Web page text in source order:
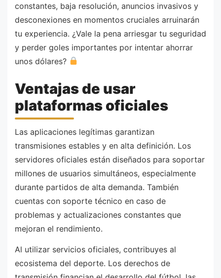
constantes, baja resolución, anuncios invasivos y
desconexiones en momentos cruciales arruinarán
tu experiencia. ¿Vale la pena arriesgar tu seguridad
y perder goles importantes por intentar ahorrar
unos dólares?
Ventajas de usar
plataformas oficiales
Las aplicaciones legítimas garantizan
transmisiones estables y en alta definición. Los
servidores oficiales están diseñados para soportar
millones de usuarios simultáneos, especialmente
durante partidos de alta demanda. También
cuentas con soporte técnico en caso de
problemas y actualizaciones constantes que
mejoran el rendimiento.
Al utilizar servicios oficiales, contribuyes al
ecosistema del deporte. Los derechos de